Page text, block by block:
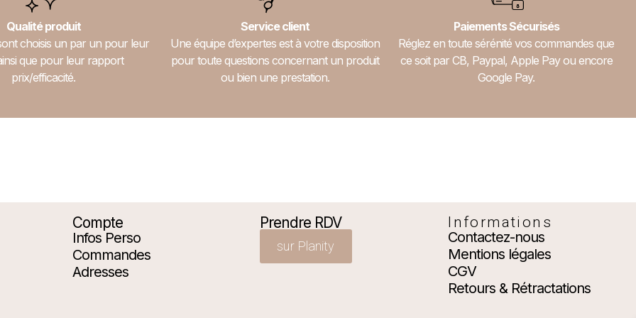
Qualité produit
choisis un par un pour leur
que pour leur rapport
prix/efficacité.
Service client
Une équipe d’expertes est à votre disposition
pour toute questions concernant un produit
ou bien une prestation.
Paiements Sécurisés
Réglez en toute sérénité vos commandes que
ce soit par CB, Paypal, Apple Pay ou encore
Google Pay.
Compte
Infos Perso
Commandes
Adresses
Prendre RDV
sur Planity
Informations
Contactez-nous
Mentions légales
CGV
Retours & Rétractations